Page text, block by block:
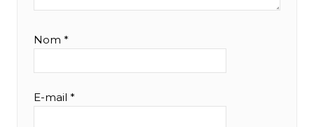
Nom *
E-mail *